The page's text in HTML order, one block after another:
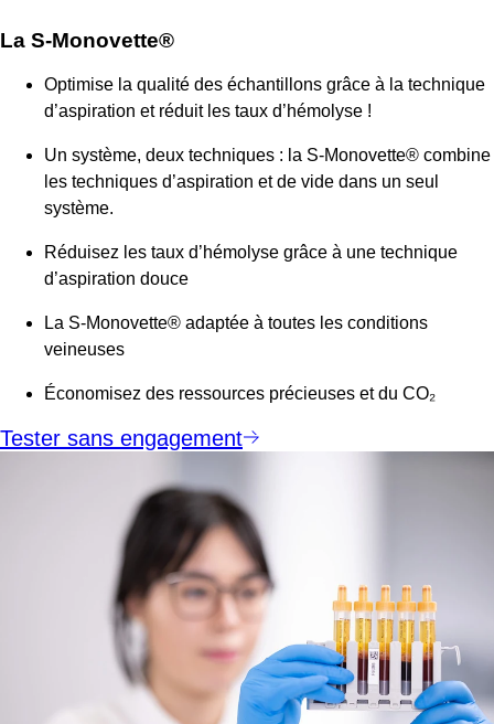
La S-Monovette®
Optimise la qualité des échantillons grâce à la technique
d’aspiration et réduit les taux d’hémolyse !
Un système, deux techniques : la S-Monovette® combine
les techniques d’aspiration et de vide dans un seul
système.
Réduisez les taux d’hémolyse grâce à une technique
d’aspiration douce
La S-Monovette® adaptée à toutes les conditions
veineuses
Économisez des ressources précieuses et du CO₂
Tester sans engagement